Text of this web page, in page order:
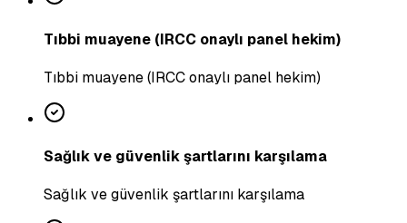
Tıbbi muayene (IRCC onaylı panel hekim)
Tıbbi muayene (IRCC onaylı panel hekim)
Sağlık ve güvenlik şartlarını karşılama
Sağlık ve güvenlik şartlarını karşılama